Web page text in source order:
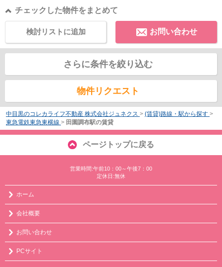
チェックした物件をまとめて
お問い合わせ
検討リストに追加
さらに条件を絞り込む
物件リクエスト
中目黒のコレカライフ不動産 株式会社ジュネクス > (賃貸)路線・駅から探す >
東急電鉄東急東横線 > 田園調布駅の賃貸
ページトップに戻る
営業時間:午前10：00～午後7：00
定休日:無休
ホーム
会社概要
お問い合わせ
PCサイト